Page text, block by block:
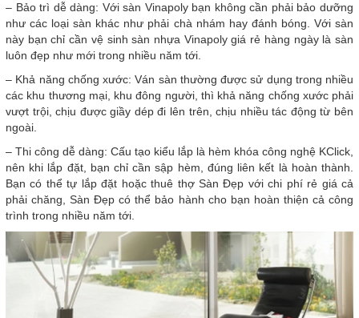
– Bảo trì dễ dàng: Với sàn Vinapoly bạn không cần phải bảo dưỡng
như các loại sàn khác như phải chà nhám hay đánh bóng. Với sàn
này bạn chỉ cần vệ sinh sàn nhựa Vinapoly giá rẻ hàng ngày là sàn
luôn đẹp như mới trong nhiều năm tới.
– Khả năng chống xước: Ván sàn thường được sử dụng trong nhiều
các khu thương mại, khu đông người, thì khả năng chống xước phải
vượt trội, chịu được giầy dép đi lên trên, chịu nhiều tác động từ bên
ngoài.
– Thi công dễ dàng: Cấu tạo kiểu lắp là hèm khóa công nghệ KClick,
nên khi lắp đặt, bạn chỉ cần sập hèm, đúng liên kết là hoàn thành.
Bạn có thể tự lắp đặt hoặc thuê thợ Sàn Đẹp với chi phí rẻ giá cả
phải chăng, Sàn Đẹp có thể bảo hành cho bạn hoàn thiện cả công
trình trong nhiều năm tới.